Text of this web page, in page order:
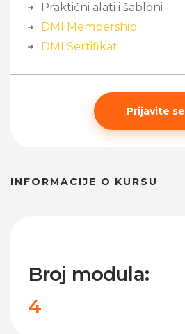
Praktični alati i šabloni
DMI Membership
DMI Sertifikat
Prijavite se
INFORMACIJE O KURSU
Broj modula:
4